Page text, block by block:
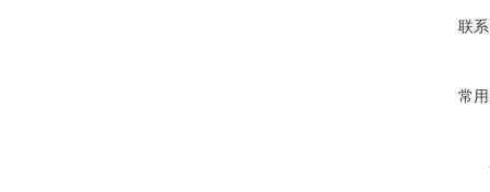
联系
常用